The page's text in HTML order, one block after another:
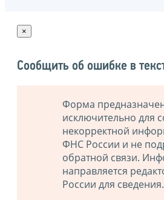
×
Сообщить об ошибке в
Форма
исключительно для
некорректной
ФНС России и не
обратной связи.
направляется
России для сведения.